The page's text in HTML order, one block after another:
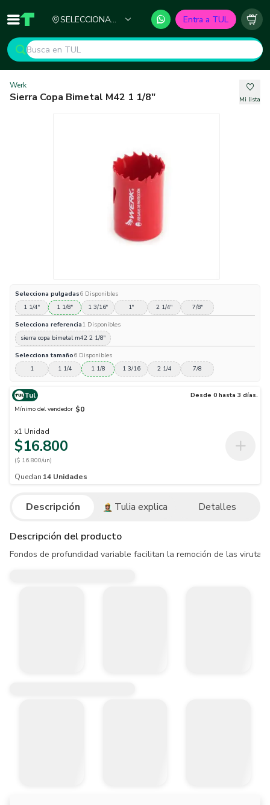
Inicio TUL - Tu Marketplace de Construcción
SELECCIONA
Entra a TUL
Werk
Sierra Copa Bimetal M42 1 1/8" Mi lista
Selecciona pulgadas6 Disponibles
1 1/4"
1 1/8" 1 3/16" 1" 2 1/4" 7/8"
Selecciona referencia1 Disponibles
sierra copa bimetal m42 2 1/8"
Selecciona tamaño6 Disponibles
1
1 1/4 1 1/8 1 3/16 2 1/4 7/8
Tul
Desde 0 hasta 3 días.
Mínimo del vendedor $0
x1 Unidad
$16.800
($ 16.800/un)
Quedan 14 Unidades
Descripción Tulia explica Detalles
Descripción del producto
Fondos de profundidad variable facilitan la remoción de las